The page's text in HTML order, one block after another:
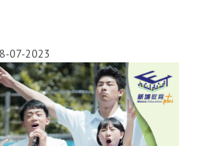
07-2023